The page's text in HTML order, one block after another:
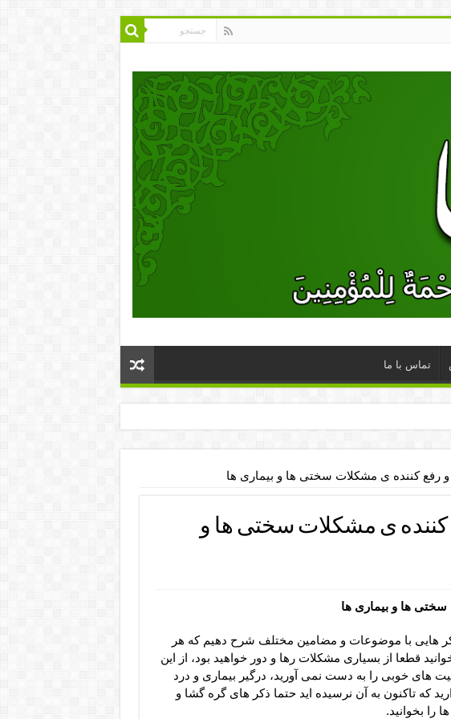
تماس با ما
رفع کننده ی مشکلات سختی ها و بیماری ها
کننده ی مشکلات سختی ها و
ها و بیماری ها
هایی با موضوعات و مضامین مختلف شرح دهیم که هر
قطعا از بسیاری مشکلات رها و دور خواهید بود، از این
خوبی را به دست نمی آورید، درگیر بیماری و درد
که تاکنون به آن نرسیده اید حتما ذکر های گره گشا و
را بخوانید.